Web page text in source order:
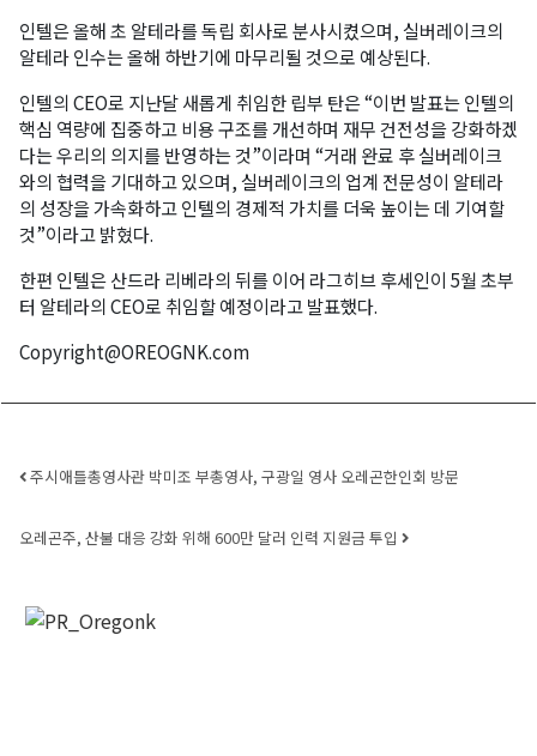
인텔은 올해 초 알테라를 독립 회사로 분사시켰으며, 실버레이크의
알테라 인수는 올해 하반기에 마무리될 것으로 예상된다.
인텔의 CEO로 지난달 새롭게 취임한 립부 탄은 “이번 발표는 인텔의
핵심 역량에 집중하고 비용 구조를 개선하며 재무 건전성을 강화하겠
다는 우리의 의지를 반영하는 것”이라며 “거래 완료 후 실버레이크
와의 협력을 기대하고 있으며, 실버레이크의 업계 전문성이 알테라
의 성장을 가속화하고 인텔의 경제적 가치를 더욱 높이는 데 기여할
것”이라고 밝혔다.
한편 인텔은 산드라 리베라의 뒤를 이어 라그히브 후세인이 5월 초부
터 알테라의 CEO로 취임할 예정이라고 발표했다.
Copyright@OREOGNK.com
Post navigation
주시애틀총영사관 박미조 부총영사, 구광일 영사 오레곤한인회 방문
오레곤주, 산불 대응 강화 위해 600만 달러 인력 지원금 투입